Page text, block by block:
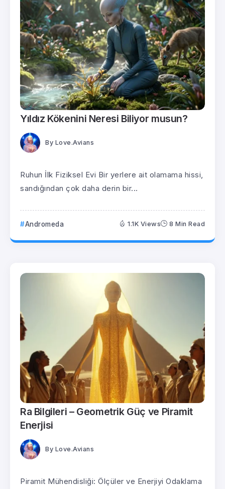
Yıldız Kökenini Neresi Biliyor musun?
By Love.Avians
Ruhun İlk Fiziksel Evi Bir yerlere ait olamama hissi,
sandığından çok daha derin bir...
Andromeda 1.1K Views 8 Min Read
Ra Bilgileri – Geometrik Güç ve Piramit
Enerjisi
By Love.Avians
Piramit Mühendisliği: Ölçüler ve Enerjiyi Odaklama